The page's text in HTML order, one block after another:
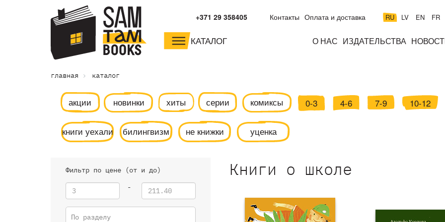
RU LV EN FR
Контакты Оплата и доставка
+371 29 358405
КАТАЛОГ О НАС ИЗДАТЕЛЬСТВА
малышам и
дошкольникам
главная каталог
акции новинки хиты серии комиксы 0-3 4-6 7-9 10-12
книги уехали билингвизм не книжки уценка
Фильтр по цене (от и до)
-
По разделу
Книги о школе